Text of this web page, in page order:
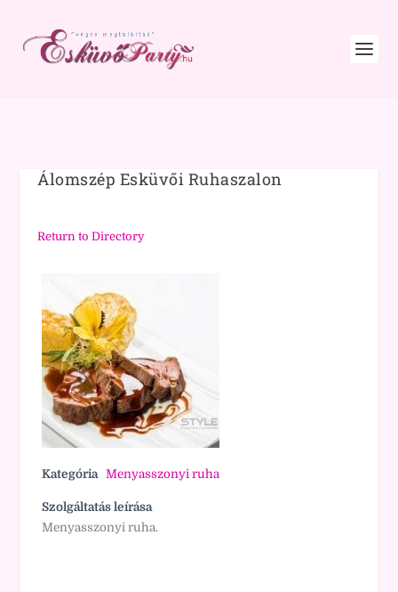
Álomszép Esküvői Ruhaszalon
Return to Directory
Kategória Menyasszonyi ruha
Szolgáltatás leírása
Menyasszonyi ruha.